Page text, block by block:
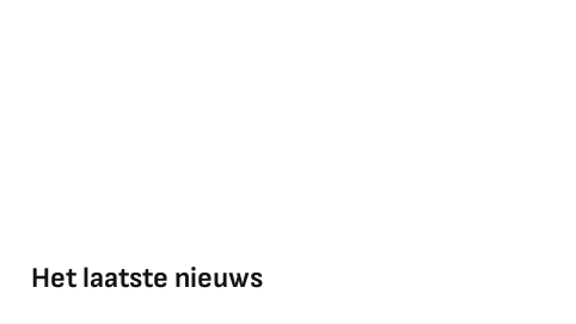
Het laatste nieuws